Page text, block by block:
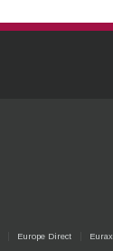
Europe Direct